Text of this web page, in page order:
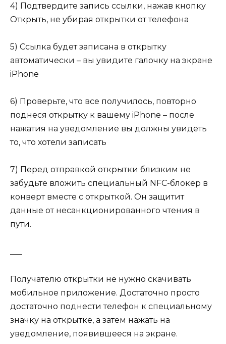
4) Подтвердите запись ссылки, нажав кнопку
Открыть, не убирая открытки от телефона
5) Ссылка будет записана в открытку
автоматически – вы увидите галочку на экране
iPhone
6) Проверьте, что все получилось, повторно
поднеся открытку к вашему iPhone – после
нажатия на уведомление вы должны увидеть
то, что хотели записать
7) Перед отправкой открытки близким не
забудьте вложить специальный NFС-блокер в
конверт вместе с открыткой. Он защитит
данные от несанкционированного чтения в
пути.
Получателю открытки не нужно скачивать
мобильное приложение. Достаточно просто
достаточно поднести телефон к специальному
значку на открытке, а затем нажать на
уведомление, появившееся на экране.